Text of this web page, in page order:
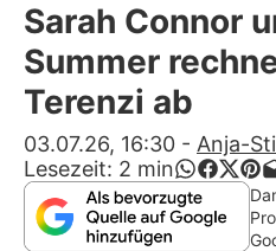
Filme &
Familie
Promiflash
Sarah Connor
Summer
Terenzi ab
03.07.26, 16:30 - Anja-
Lesezeit: 2 min